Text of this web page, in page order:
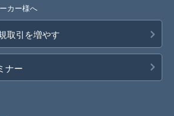
カー様へ
取引を増やす
ナー